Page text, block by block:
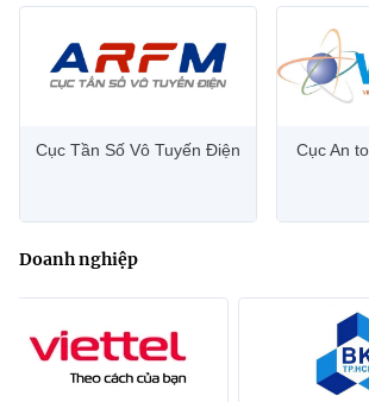
Cục Tần Số Vô Tuyến Điện
Cục An
Doanh nghiệp